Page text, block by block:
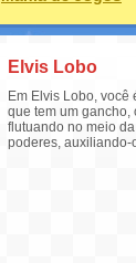
Elvis Lobo
Em Elvis Lobo,
que tem um gancho,
flutuando no meio
poderes, auxiliando-